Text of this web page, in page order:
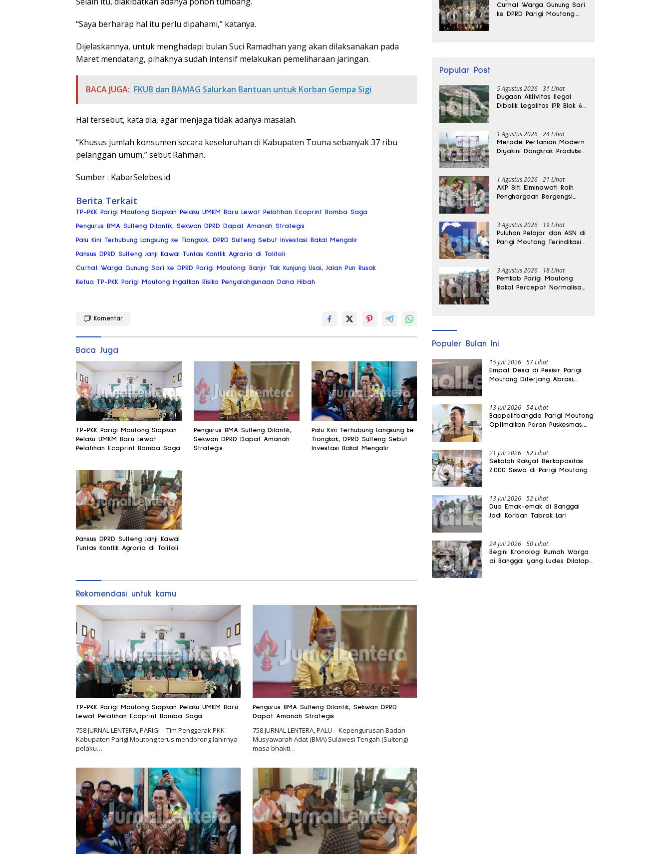
“Saya berharap hal itu perlu dipahami,” katanya.
Dijelaskannya, untuk menghadapi bulan Suci Ramadhan yang akan dilaksanakan pada
Maret mendatang, pihaknya sudah intensif melakukan pemeliharaan jaringan.
BACA JUGA: FKUB dan BAMAG Salurkan Bantuan untuk Korban Gempa Sigi
Hal tersebut, kata dia, agar menjaga tidak adanya masalah.
“Khusus jumlah konsumen secara keseluruhan di Kabupaten Touna sebanyak 37 ribu
pelanggan umum,” sebut Rahman.
Sumber : KabarSelebes.id
Berita Terkait
TP-PKK Parigi Moutong Siapkan Pelaku UMKM Baru Lewat Pelatihan Ecoprint Bomba Saga
Pengurus BMA Sulteng Dilantik, Sekwan DPRD Dapat Amanah Strategis
Palu Kini Terhubung Langsung ke Tiongkok, DPRD Sulteng Sebut Investasi Bakal Mengalir
Pansus DPRD Sulteng Janji Kawal Tuntas Konflik Agraria di Tolitoli
Curhat Warga Gunung Sari ke DPRD Parigi Moutong: Banjir Tak Kunjung Usai, Jalan Pun Rusak
Ketua TP-PKK Parigi Moutong Ingatkan Risiko Penyalahgunaan Dana Hibah
Komentar
Baca Juga
TP-PKK Parigi Moutong Siapkan
Pelaku UMKM Baru Lewat
Pelatihan Ecoprint Bomba Saga
Pengurus BMA Sulteng Dilantik,
Sekwan DPRD Dapat Amanah
Strategis
Palu Kini Terhubung Langsung ke
Tiongkok, DPRD Sulteng Sebut
Investasi Bakal Mengalir
Pansus DPRD Sulteng Janji Kawal
Tuntas Konflik Agraria di Tolitoli
Rekomendasi untuk kamu
TP-PKK Parigi Moutong Siapkan Pelaku UMKM Baru
Lewat Pelatihan Ecoprint Bomba Saga
758 JURNAL LENTERA, PARIGI – Tim Penggerak PKK
Kabupaten Parigi Moutong terus mendorong lahirnya
pelaku…
Pengurus BMA Sulteng Dilantik, Sekwan DPRD
Dapat Amanah Strategis
758 JURNAL LENTERA, PALU – Kepengurusan Badan
Musyawarah Adat (BMA) Sulawesi Tengah (Sulteng)
masa bhakti…
Curhat Warga Gunung Sari
ke DPRD Parigi Moutong:
Popular Post
5 Agustus 2026 31 Lihat
Dugaan Aktivitas Ilegal
Dibalik Legalitas IPR Blok 6
1 Agustus 2026 24 Lihat
Metode Pertanian Modern
Diyakini Dongkrak Produksi
1 Agustus 2026 21 Lihat
AKP Siti Elminawati Raih
Penghargaan Bergengsi
3 Agustus 2026 19 Lihat
Puluhan Pelajar dan ASN di
Parigi Moutong Terindikasi
3 Agustus 2026 18 Lihat
Pemkab Parigi Moutong
Bakal Percepat Normalisasi
Populer Bulan Ini
15 Juli 2026 57 Lihat
Empat Desa di Pesisir Parigi
Moutong Diterjang Abrasi,
13 Juli 2026 54 Lihat
Bappelitbangda Parigi Moutong
Optimalkan Peran Puskesmas,
21 Juli 2026 52 Lihat
Sekolah Rakyat Berkapasitas
2.000 Siswa di Parigi Moutong
13 Juli 2026 52 Lihat
Dua Emak-emak di Banggai
Jadi Korban Tabrak Lari
24 Juli 2026 50 Lihat
Begini Kronologi Rumah Warga
di Banggai yang Ludes Dilalap